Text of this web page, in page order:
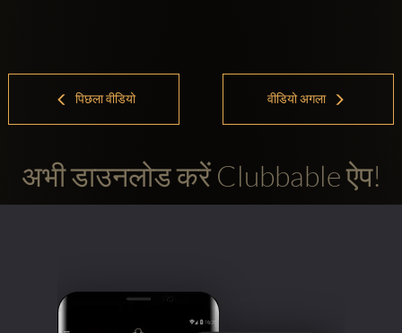
पिछला वीडियो वीडियो अगला
अभी डाउनलोड करें Clubbable ऐप!